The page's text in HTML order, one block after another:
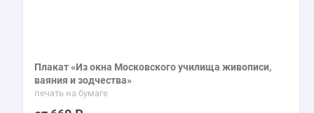
Плакат «Из окна Московского училища живописи,
ваяния и зодчества»
печать на бумаге